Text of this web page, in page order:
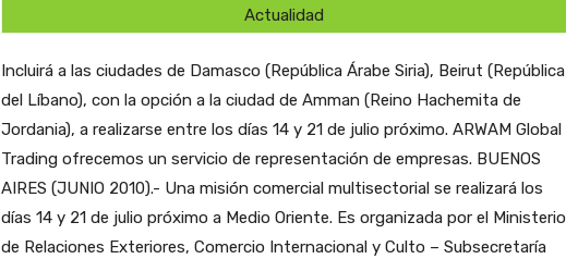
Actualidad
Incluirá a las ciudades de Damasco (República Árabe Siria), Beirut (República
del Líbano), con la opción a la ciudad de Amman (Reino Hachemita de
Jordania), a realizarse entre los días 14 y 21 de julio próximo. ARWAM Global
Trading ofrecemos un servicio de representación de empresas. BUENOS
AIRES (JUNIO 2010).- Una misión comercial multisectorial se realizará los
días 14 y 21 de julio próximo a Medio Oriente. Es organizada por el Ministerio
de Relaciones Exteriores, Comercio Internacional y Culto – Subsecretaría